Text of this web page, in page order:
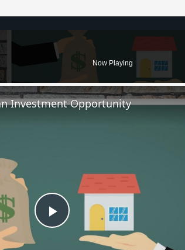
Now Playing
Play
Investment Opportunity